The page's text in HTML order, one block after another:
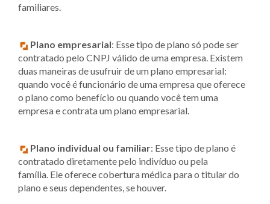
familiares.
Plano empresarial: Esse tipo de plano só pode ser
contratado pelo CNPJ válido de uma empresa. Existem
duas maneiras de usufruir de um plano empresarial:
quando você é funcionário de uma empresa que oferece
o plano como benefício ou quando você tem uma
empresa e contrata um plano empresarial.
Plano individual ou familiar: Esse tipo de plano é
contratado diretamente pelo indivíduo ou pela
família. Ele oferece cobertura médica para o titular do
plano e seus dependentes, se houver.